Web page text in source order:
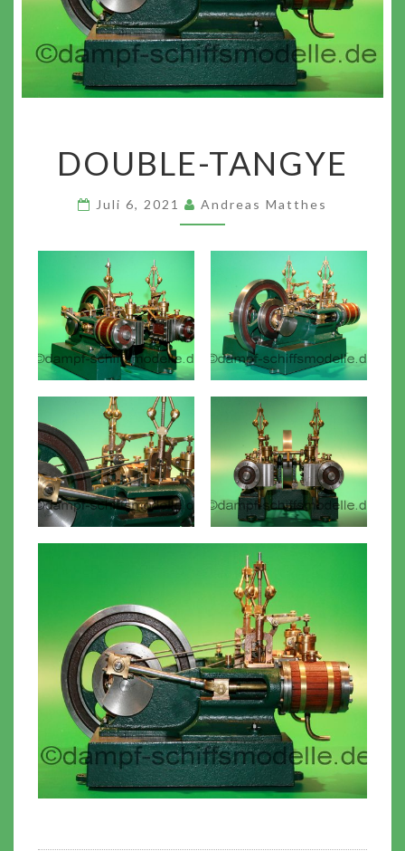
TANGYE
DOUBLE-TANGYE
Juli 6, 2021 Andreas Matthes